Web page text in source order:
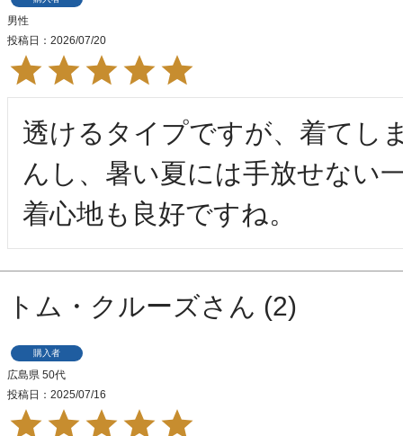
男性
投稿日
2026/07/20
透けるタイプですが、着てし
んし、暑い夏には手放せない
着心地も良好ですね。
トム・クルーズ 2
購入者
広島県 50代
投稿日
2025/07/16